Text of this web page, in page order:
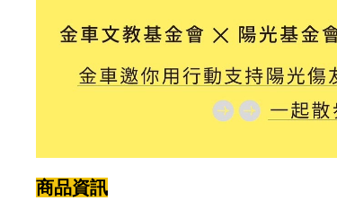
商品資訊